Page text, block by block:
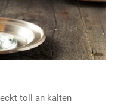
toll an kalten